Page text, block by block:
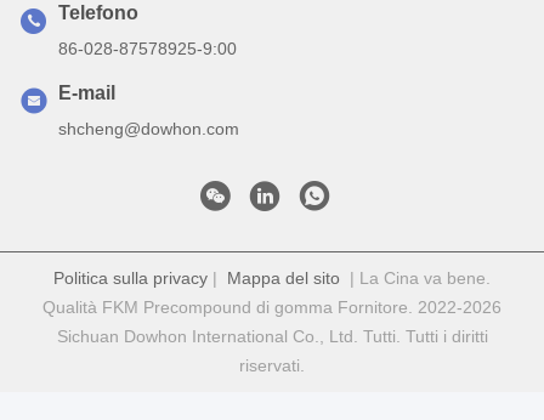
Telefono
86-028-87578925-9:00
E-mail
shcheng@dowhon.com
Politica sulla privacy | Mappa del sito | La Cina va bene.
Qualità FKM Precompound di gomma Fornitore. 2022-2026
Sichuan Dowhon International Co., Ltd. Tutti. Tutti i diritti
riservati.